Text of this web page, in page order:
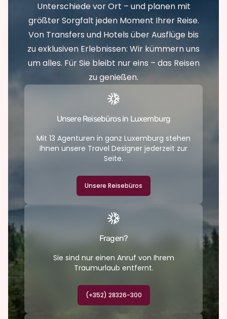
Unterschiede vor Ort – und planen mit
größter Sorgfalt jeden Moment Ihrer Reise.
Von Transfers und Hotels über Ausflüge bis
zu exklusiven Erlebnissen: Wir kümmern uns
um alles. Für Sie bleibt nur eins – das Reisen
zu genießen.
Unsere Reisebüros in Luxemburg
Mit 13 Agenturen in ganz Luxemburg stehen
Ihnen unsere Travel Designer jederzeit zur
Seite.
Unsere Reisebüros
Fragen?
Sie sind nur einen Anruf von Ihrem
Traumurlaub entfernt.
(+352) 28326-300